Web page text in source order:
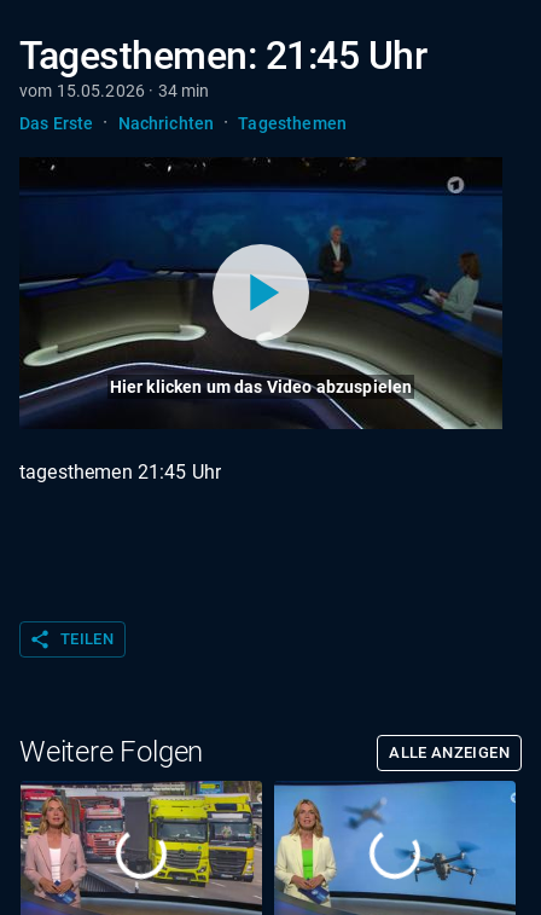
Tagesthemen: 21:45 Uhr
vom 15.05.2026 · 34 min
Das Erste
· Nachrichten · Tagesthemen
Hier klicken um das Video abzuspielen
tagesthemen 21:45 Uhr
share TEILEN
Weitere Folgen ALLE ANZEIGEN